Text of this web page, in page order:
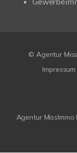
© Agentur
Impressum
Agentur MissImmo